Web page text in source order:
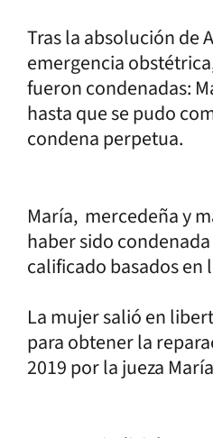
Tras la absolución de
emergencia
fueron condenadas:
hasta que se pudo
condena perpetua.
María, mercedeña y
haber sido
calificado basados en
La mujer salió en
para obtener la
2019 por la jueza